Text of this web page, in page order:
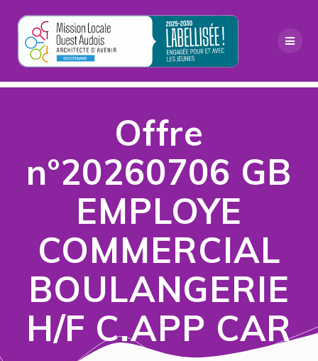
au
contenu
Offre
n°20260706 GB
EMPLOYE
COMMERCIAL
BOULANGERIE
H/F C.APP CAR